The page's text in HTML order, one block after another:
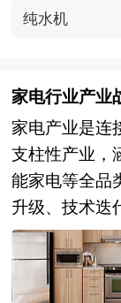
纯水机
家电行业产业
家电产业是连
支柱性产业，
能家电等全品
升级、技术迭
前，产业正处
承压期：供给
岛、京津冀及